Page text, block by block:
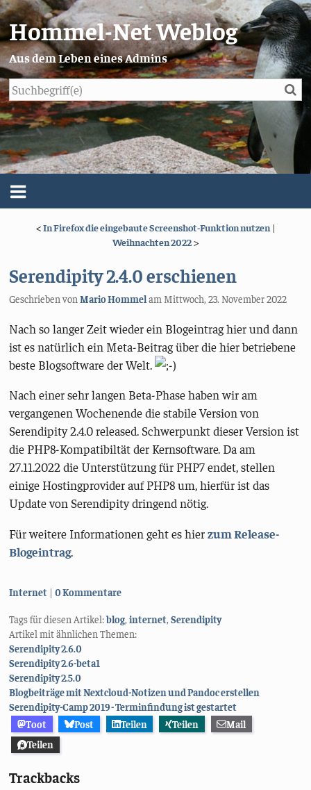
Hommel-Net Weblog
Aus dem Leben eines Admins
Menü
<In Firefox die eingebaute Screenshot-Funktion nutzen |
Weihnachten 2022>
Serendipity 2.4.0 erschienen
Geschrieben vonMario Hommelam Mittwoch, 23. November 2022
Nach so langer Zeit wieder ein Blogeintrag hier und dann
ist es natürlich ein Meta-Beitrag über die hier betriebene
beste Blogsoftware der Welt.
Nach einer sehr langen Beta-Phase haben wir am
vergangenen Wochenende die stabile Version von
Serendipity 2.4.0 released. Schwerpunkt dieser Version ist
die PHP8-Kompatibiltät der Kernsoftware. Da am
27.11.2022 die Unterstützung für PHP7 endet, stellen
einige Hostingprovider auf PHP8 um, hierfür ist das
Update von Serendipity dringend nötig.
Für weitere Informationen geht es hierzum Release-
Blogeintrag.
Kategorien:
Internet 0 Kommentare
Tags für diesen Artikel:blog ,internet ,Serendipity
Artikel mit ähnlichen Themen:
Serendipity 2.6.0
Serendipity 2.6-beta1
Serendipity 2.5.0
Blogbeiträge mit Nextcloud-Notizen und Pandoc erstellen
Serendipity-Camp 2019 - Terminfindung ist gestartet
Toot
Post Teilen Teilen
Mail
Teilen
Trackbacks